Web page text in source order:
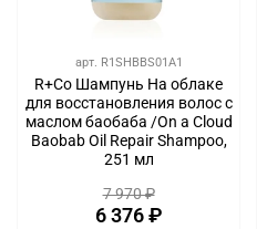
арт. R1SHBBS01A1
R+Co Шампунь На облаке
для восстановления волос с
маслом баобаба /On a Cloud
Baobab Oil Repair Shampoo,
251 мл
7 970 ₽
6 376 ₽